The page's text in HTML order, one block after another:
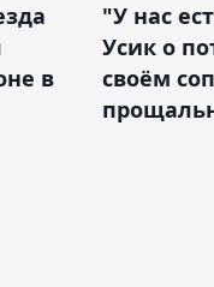
в
"У нас
Усик о
своём